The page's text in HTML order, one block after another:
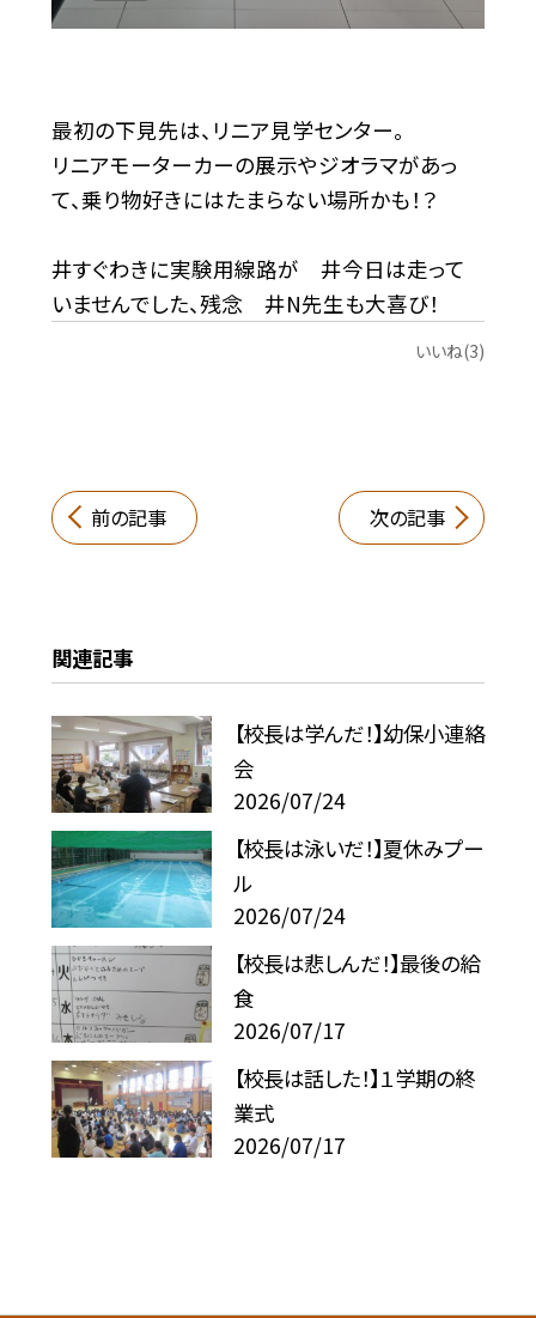
最初の下見先は、リニア見学センター。
リニアモーターカーの展示やジオラマがあっ
て、乗り物好きにはたまらない場所かも！？
井すぐわきに実験用線路が 井今日は走って
いませんでした、残念 井N先生も大喜び！
いいね(3)
前の記事 次の記事
関連記事
【校長は学んだ！】幼保小連絡
会
2026/07/24
【校長は泳いだ！】夏休みプー
ル
2026/07/24
【校長は悲しんだ！】最後の給
食
2026/07/17
【校長は話した！】１学期の終
業式
2026/07/17